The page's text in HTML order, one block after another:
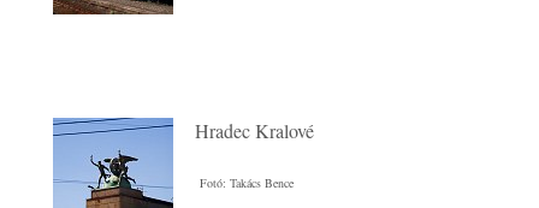
Hradec Kralové
Fotó: Takács Bence